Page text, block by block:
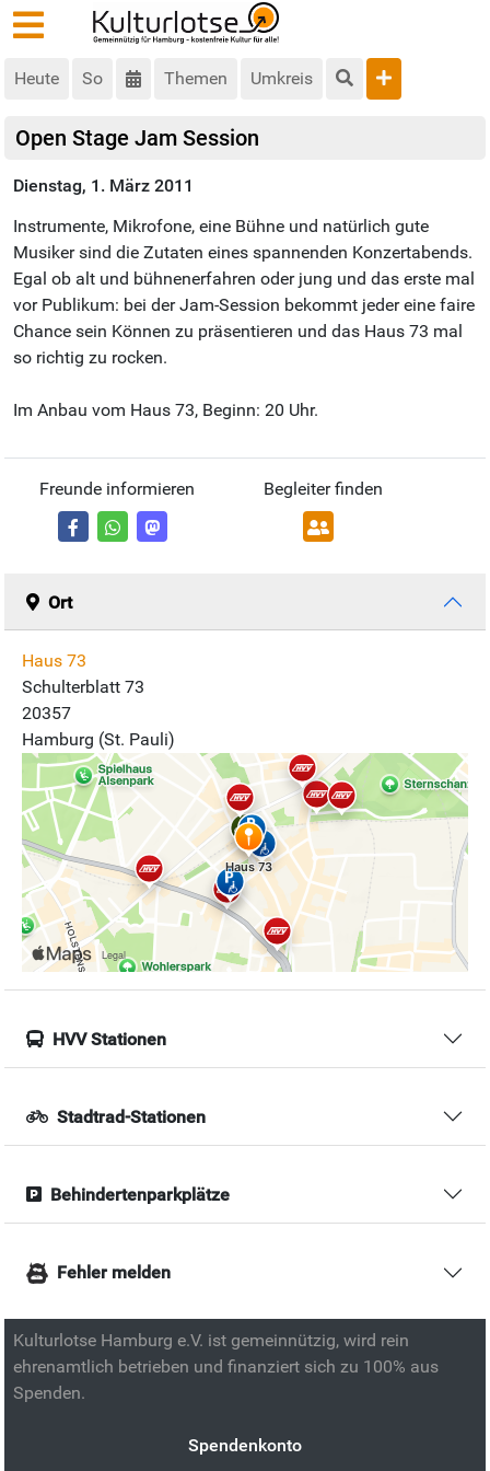
Heute So Themen Umkreis
Open Stage Jam Session
Dienstag, 1. März 2011
Instrumente, Mikrofone, eine Bühne und natürlich gute
Musiker sind die Zutaten eines spannenden Konzertabends.
Egal ob alt und bühnenerfahren oder jung und das erste mal
vor Publikum: bei der Jam-Session bekommt jeder eine faire
Chance sein Können zu präsentieren und das Haus 73 mal
so richtig zu rocken.
Im Anbau vom Haus 73, Beginn: 20 Uhr.
Freunde informieren Begleiter finden
Ort
Haus 73
Schulterblatt 73
20357
Hamburg (St. Pauli)
HVV Stationen
Stadtrad-Stationen
Behindertenparkplätze
Fehler melden
Kulturlotse Hamburg e.V. ist gemeinnützig, wird rein
ehrenamtlich betrieben und finanziert sich zu 100% aus
Spenden.
Spendenkonto